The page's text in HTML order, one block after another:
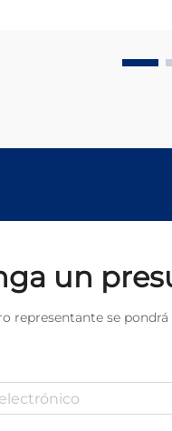
calor mínimo
un
representante se